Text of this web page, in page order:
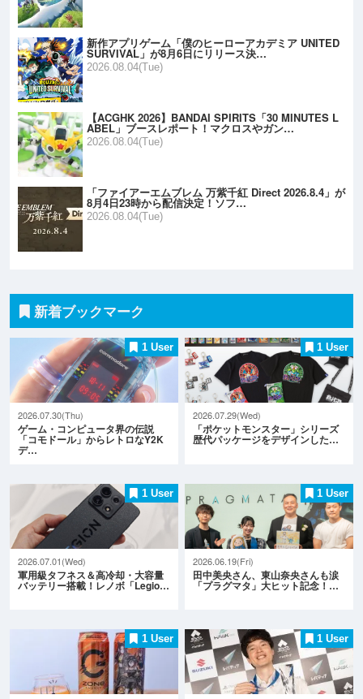
新作アプリゲーム「僕のヒーローアカデミア UNITED
SURVIVAL」が8月6日にリリース決…
2026.08.04(Tue)
【ACGHK 2026】BANDAI SPIRITS「30 MINUTES L
ABEL」ブースレポート！マクロスやガン…
2026.08.04(Tue)
「ファイアーエムブレム 万紫千紅 Direct 2026.8.4」が
8月4日23時から配信決定！ソフ…
2026.08.04(Tue)
新着ブックマーク
1 User
2026.07.30(Thu)
ゲーム・コンピュータ界の伝説
「コモドール」からレトロなY2K
デ…
1 User
2026.07.29(Wed)
「ポケットモンスター」シリーズ
歴代パッケージをデザインした…
1 User
2026.07.01(Wed)
軍用級タフネス＆高冷却・大容量
バッテリー搭載！レノボ「Legio…
1 User
2026.06.19(Fri)
田中美央さん、東山奈央さんも涙
「プラグマタ」大ヒット記念！…
1 User 1 User